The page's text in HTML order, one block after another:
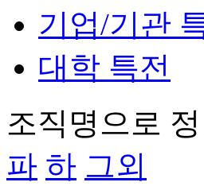
기업/기관
대학 특전
조직명으로 정
파 하 그외